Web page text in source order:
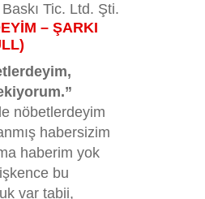
Tic. Ltd. Şti.
– ŞARKI
nöbetlerdeyim
habersizim
haberim yok
bu
var tabii,